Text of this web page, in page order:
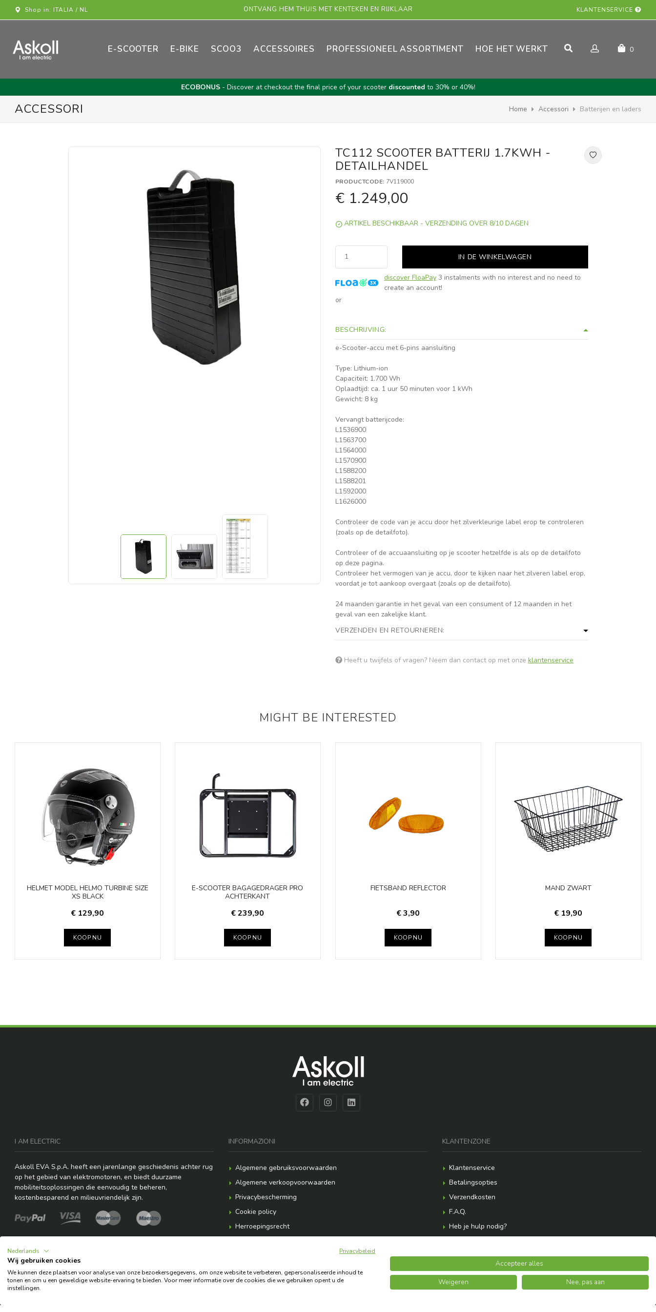
Shop in: ITALIA / NL KOOP UW ASKOLL-VOERTUIG ONLINE! KLANTENSERVICE
E-SCOOTER E-BIKE SCOO3 ACCESSOIRES PROFESSIONEEL ASSORTIMENT HOE HET WERKT 0
ECOBONUS- Discover at checkout the final price of your scooter discounted to 30% or 40%!
ACCESSORI Home Accessori Batterijen en laders
TC112 SCOOTER BATTERIJ 1.7KWH -
DETAILHANDEL
PRODUCTCODE: 7V119000
€ 1.249,00
ARTIKEL BESCHIKBAAR - VERZENDING OVER 8/10 DAGEN
IN DE WINKELWAGEN
discover FloaPay3 instalments with no interest and no need to
create an account!
or
BESCHRIJVING:
e-Scooter-accu met 6-pins aansluiting
Type: Lithium-ion
Capaciteit: 1.700 Wh
Oplaadtijd: ca. 1 uur 50 minuten voor 1 kWh
Gewicht: 8 kg
Vervangt batterijcode:
L1536900
L1563700
L1564000
L1570900
L1588200
L1588201
L1592000
L1626000
Controleer de code van je accu door het zilverkleurige label erop te controleren
(zoals op de detailfoto).
Controleer of de accuaansluiting op je scooter hetzelfde is als op de detailfoto
op deze pagina.
Controleer het vermogen van je accu, door te kijken naar het zilveren label erop,
voordat je tot aankoop overgaat (zoals op de detailfoto).
24 maanden garantie in het geval van een consument of 12 maanden in het
geval van een zakelijke klant.
VERZENDEN EN RETOURNEREN:
Heeft u twijfels of vragen? Neem dan contact op met onze klantenservice
MIGHT BE INTERESTED
HELMET MODEL HELMO TURBINE SIZE
XS BLACK
€ 129,90
KOOP NU
E-SCOOTER BAGAGEDRAGER PRO
ACHTERKANT
€ 239,90
KOOP NU
FIETSBAND REFLECTOR
€ 3,90
KOOP NU
MAND ZWART
€ 19,90
KOOP NU
I AM ELECTRIC
Askoll EVA S.p.A. heeft een jarenlange geschiedenis achter rug
op het gebied van elektromotoren, en biedt duurzame
mobiliteitsoplossingen die eenvoudig te beheren,
kostenbesparend en milieuvriendelijk zijn.
INFORMAZIONI
Algemene gebruiksvoorwaarden
Algemene verkoopvoorwaarden
Privacybescherming
Cookie policy
Herroepingsrecht
KLANTENZONE
Klantenservice
Betalingsopties
Verzendkosten
F.A.Q.
Heb je hulp nodig?
© 2026 Copyright Askoll EVA S.p.A.
Nederlands Privacybeleid
Wij gebruiken cookies
We kunnen deze plaatsen voor analyse van onze bezoekersgegevens, om onze website te verbeteren, gepersonaliseerde inhoud te
tonen en om u een geweldige website-ervaring te bieden. Voor meer informatie over de cookies die we gebruiken opent u de
instellingen.
Accepteer alles
Weigeren
Nee, pas aan